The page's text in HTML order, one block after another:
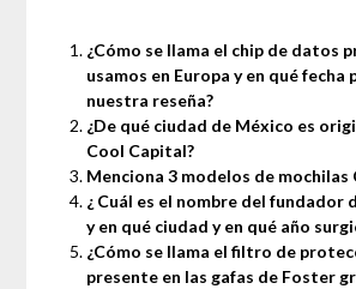
¿Cómo se llama el chip de datos
usamos en Europa y en qué fecha
nuestra reseña?
¿De qué ciudad de México es
Cool Capital?
Menciona 3 modelos de mochilas
¿ Cuál es el nombre del fundador
y en qué ciudad y en qué año
¿Cómo se llama el filtro de
presente en las gafas de Foster